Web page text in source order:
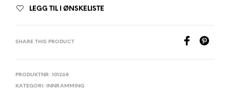
LEGG TIL I ØNSKELISTE
SHARE THIS PRODUCT
PRODUKTNR: 101268
KATEGORI:
INNRAMMING